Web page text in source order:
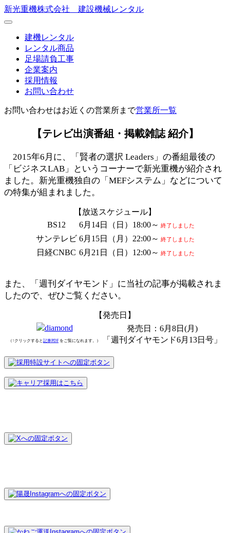
新光重機株式会社 建設機械レンタル
建機レンタル
レンタル商品
足場請負工事
企業案内
採用情報
お問い合わせ
お問い合わせはお近くの営業所まで営業所一覧
【テレビ出演番組・掲載雑誌 紹介】
2015年6月に、「賢者の選択 Leaders」の番組最後の
「ビジネスLAB」というコーナーで新光重機が紹介され
ました。新光重機独自の「MEFシステム」などについて
の特集が組まれました。
【放送スケジュール】
BS12
6月14日（日）18:00～ 終了しました
サンテレビ 6月15日（月）22:00～ 終了しました
日経CNBC 6月21日（日）12:00～ 終了しました
また、「週刊ダイヤモンド」に当社の記事が掲載されま
したので、ぜひご覧ください。
【発売日】
（↑クリックすると 記事PDFをご覧になれます。）
発売日：6月8日(月)
「週刊ダイヤモンド6月13日号」